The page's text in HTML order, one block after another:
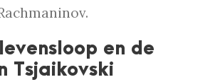
en de
Tsjaikovski